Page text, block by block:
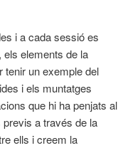
i a cada sessió es
elements de la
tenir un exemple del
i els muntatges
que hi ha penjats al
a través de la
ells i creem la